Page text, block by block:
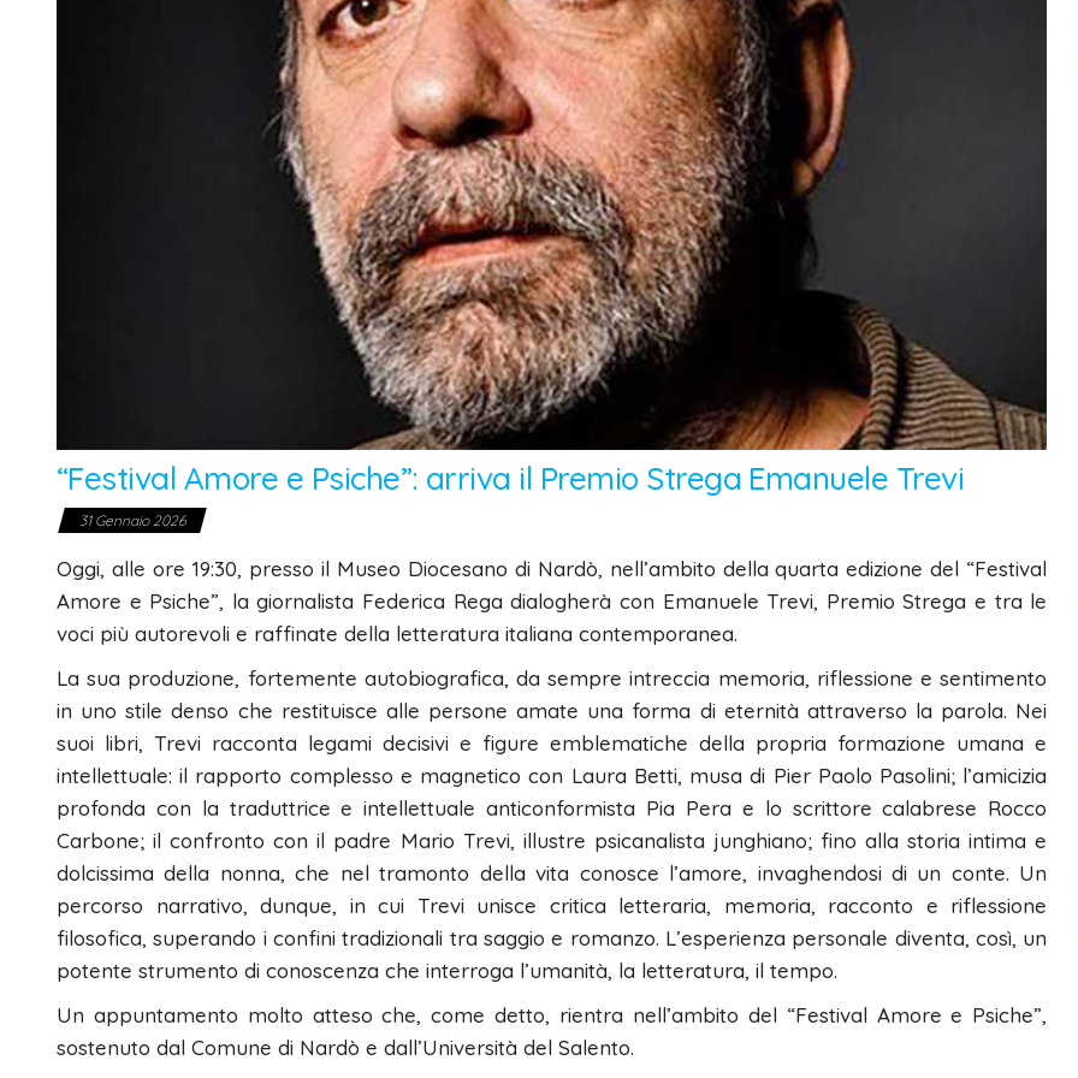
“Festival Amore e Psiche”: arriva il Premio Strega Emanuele Trevi
31 Gennaio 2026
Oggi, alle ore 19:30, presso il Museo Diocesano di Nardò, nell’ambito della quarta edizione del “Festival
Amore e Psiche”, la giornalista Federica Rega dialogherà con Emanuele Trevi, Premio Strega e tra le
voci più autorevoli e raffinate della letteratura italiana contemporanea.
La sua produzione, fortemente autobiografica, da sempre intreccia memoria, riflessione e sentimento
in uno stile denso che restituisce alle persone amate una forma di eternità attraverso la parola. Nei
suoi libri, Trevi racconta legami decisivi e figure emblematiche della propria formazione umana e
intellettuale: il rapporto complesso e magnetico con Laura Betti, musa di Pier Paolo Pasolini; l’amicizia
profonda con la traduttrice e intellettuale anticonformista Pia Pera e lo scrittore calabrese Rocco
Carbone; il confronto con il padre Mario Trevi, illustre psicanalista junghiano; fino alla storia intima e
dolcissima della nonna, che nel tramonto della vita conosce l’amore, invaghendosi di un conte. Un
percorso narrativo, dunque, in cui Trevi unisce critica letteraria, memoria, racconto e riflessione
filosofica, superando i confini tradizionali tra saggio e romanzo. L’esperienza personale diventa, così, un
potente strumento di conoscenza che interroga l’umanità, la letteratura, il tempo.
Un appuntamento molto atteso che, come detto, rientra nell’ambito del “Festival Amore e Psiche”,
sostenuto dal Comune di Nardò e dall’Università del Salento.